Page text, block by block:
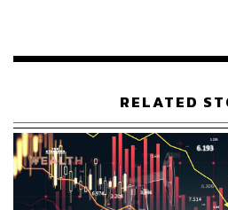
TAGS: SET Index ตลาดหุ้นไทย
NOW​ AND NEXT 2024
RELATED